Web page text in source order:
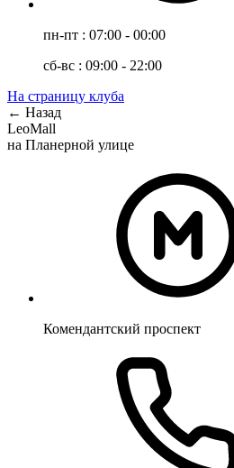
пн-пт : 07:00 - 00:00
сб-вс : 09:00 - 22:00
На страницу клуба
← Назад
LeoMall
на Планерной улице
Комендантский проспект